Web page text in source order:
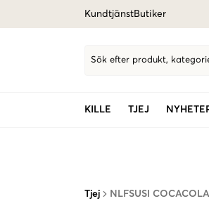
KundtjänstButiker
Sök efter produkt,
KILLE TJEJ
Tjej NLFSUSI